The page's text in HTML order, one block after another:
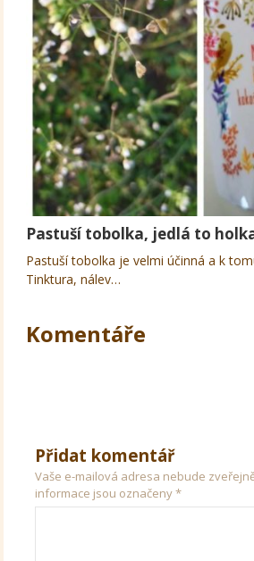
Pastuší tobolka, jedlá to
Pastuší tobolka je velmi účinná a k
Tinktura, nálev…
Komentáře
Přidat komentář
Vaše e-mailová adresa nebude
informace jsou označeny*